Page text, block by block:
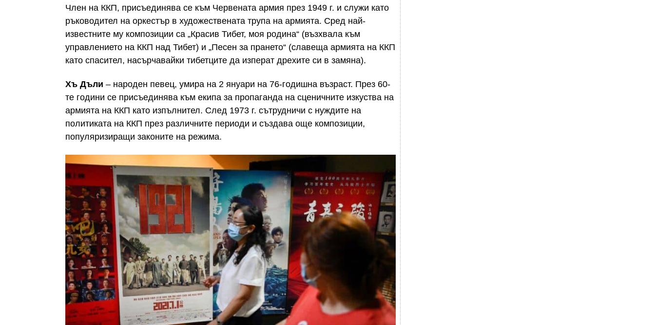
Член на ККП, присъединява се към Червената армия през 1949 г. и служи като
ръководител на оркестър в художествената трупа на армията. Сред най-
известните му композиции са „Красив Тибет, моя родина“ (възхвала към
управлението на ККП над Тибет) и „Песен за прането“ (славеща армията на ККП
като спасител, насърчавайки тибетците да изперат дрехите си в замяна).
Хъ Дъли – народен певец, умира на 2 януари на 76-годишна възраст. През 60-
те години се присъединява към екипа за пропаганда на сценичните изкуства на
армията на ККП като изпълнител. След 1973 г. сътрудничи с нуждите на
политиката на ККП през различните периоди и създава още композиции,
популяризиращи законите на режима.